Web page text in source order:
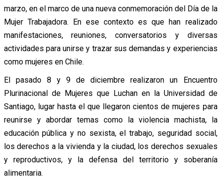
marzo, en el marco de una nueva conmemoración del Día de la
Mujer Trabajadora. En ese contexto es que han realizado
manifestaciones, reuniones, conversatorios y diversas
actividades para unirse y trazar sus demandas y experiencias
como mujeres en Chile.
El pasado 8 y 9 de diciembre realizaron un Encuentro
Plurinacional de Mujeres que Luchan en la Universidad de
Santiago, lugar hasta el que llegaron cientos de mujeres para
reunirse y abordar temas como la violencia machista, la
educación pública y no sexista, el trabajo, seguridad social,
los derechos a la vivienda y la ciudad, los derechos sexuales
y reproductivos, y la defensa del territorio y soberanía
alimentaria.